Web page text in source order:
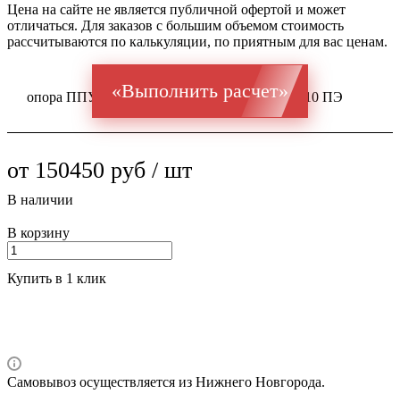
опора ППУ ГОСТ 20295 Ст 09Г2С 530x10 / 710 ПЭ
Цена на сайте не является публичной офертой и может
отличаться. Для заказов с большим объемом стоимость
рассчитываются по калькуляции, по приятным для вас ценам.
«Выполнить расчет»
от 150450 руб / шт
В наличии
В корзину
Купить в 1 клик
Самовывоз осуществляется из Нижнего Новгорода.